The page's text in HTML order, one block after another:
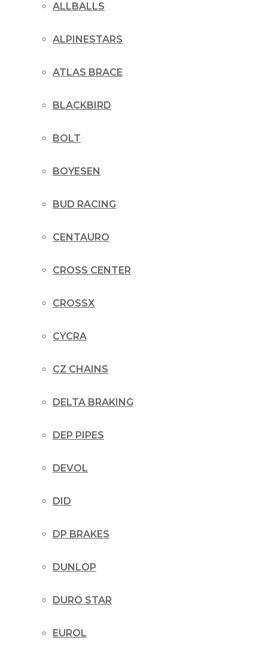
ALLBALLS
ALPINESTARS
ATLAS BRACE
BLACKBIRD
BOLT
BOYESEN
BUD RACING
CENTAURO
CROSS CENTER
CROSSX
CYCRA
CZ CHAINS
DELTA BRAKING
DEP PIPES
DEVOL
DID
DP BRAKES
DUNLOP
DURO STAR
EUROL